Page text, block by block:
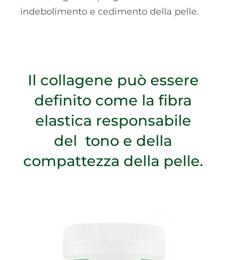
indebolimento e cedimento della pelle.
Il collagene può essere
definito come la fibra
elastica responsabile
del tono e della
compattezza della pelle.